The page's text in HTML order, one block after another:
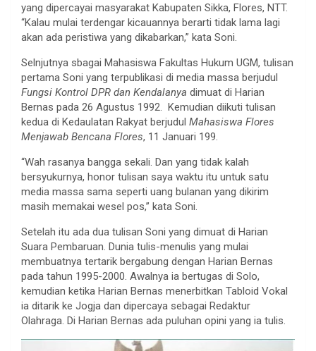
yang dipercayai masyarakat Kabupaten Sikka, Flores, NTT.
“Kalau mulai terdengar kicauannya berarti tidak lama lagi
akan ada peristiwa yang dikabarkan,” kata Soni.
Selnjutnya sbagai Mahasiswa Fakultas Hukum UGM, tulisan
pertama Soni yang terpublikasi di media massa berjudul
Fungsi Kontrol DPR dan Kendalanya dimuat di Harian
Bernas pada 26 Agustus 1992. Kemudian diikuti tulisan
kedua di Kedaulatan Rakyat berjudul Mahasiswa Flores
Menjawab Bencana Flores, 11 Januari 199.
“Wah rasanya bangga sekali. Dan yang tidak kalah
bersyukurnya, honor tulisan saya waktu itu untuk satu
media massa sama seperti uang bulanan yang dikirim
masih memakai wesel pos,” kata Soni.
Setelah itu ada dua tulisan Soni yang dimuat di Harian
Suara Pembaruan. Dunia tulis-menulis yang mulai
membuatnya tertarik bergabung dengan Harian Bernas
pada tahun 1995-2000. Awalnya ia bertugas di Solo,
kemudian ketika Harian Bernas menerbitkan Tabloid Vokal
ia ditarik ke Jogja dan dipercaya sebagai Redaktur
Olahraga. Di Harian Bernas ada puluhan opini yang ia tulis.